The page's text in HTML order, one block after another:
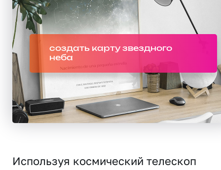
создать карту звездного
неба
Используя космический телескоп